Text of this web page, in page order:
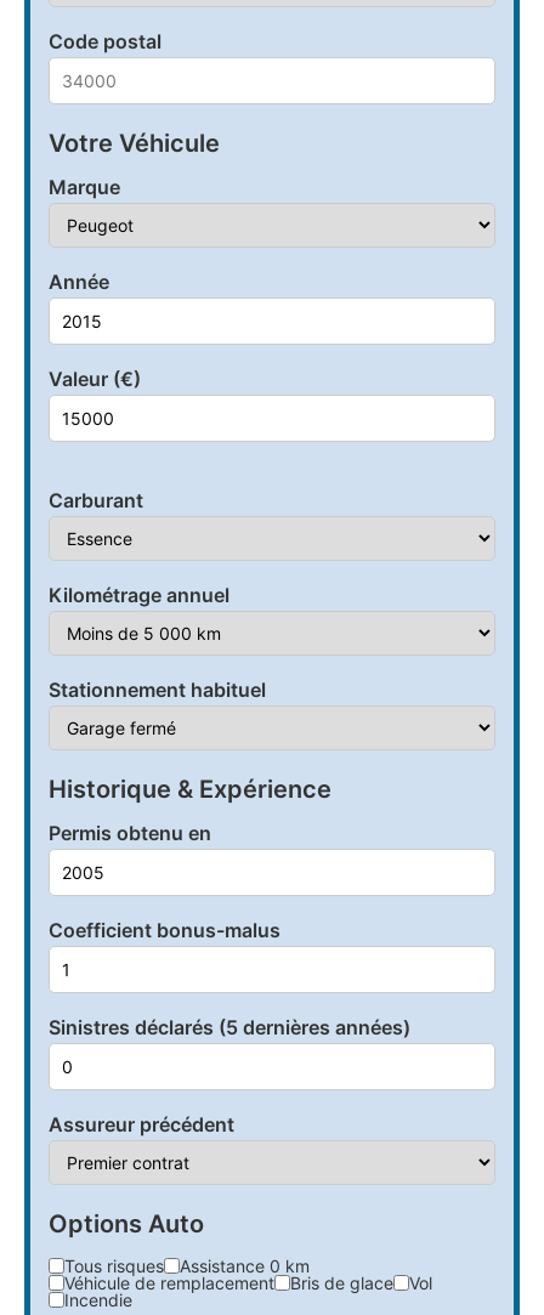
Code postal
Votre Véhicule
Marque
Année
Valeur (€)
Carburant
Kilométrage annuel
Stationnement habituel
Historique & Expérience
Permis obtenu en
Coefficient bonus-malus
Sinistres déclarés (5 dernières années)
Assureur précédent
Options Auto
Tous risques
Assistance 0 km
Véhicule de remplacement
Bris de glace
Vol
Incendie